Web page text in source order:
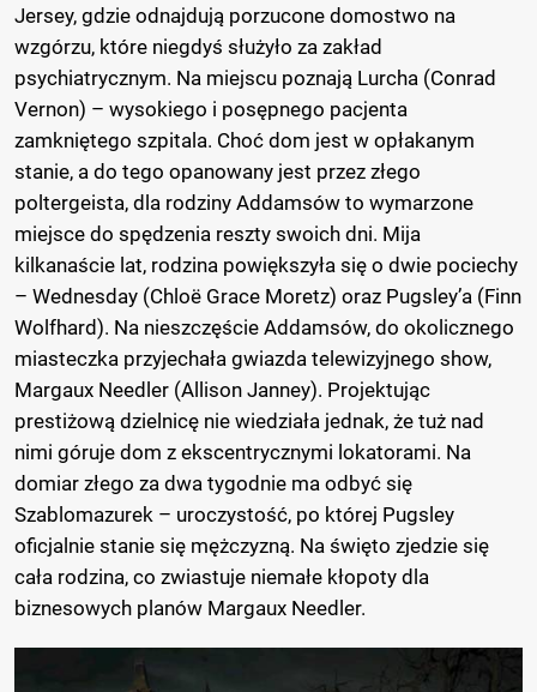
Jersey, gdzie odnajdują porzucone domostwo na
wzgórzu, które niegdyś służyło za zakład
psychiatrycznym. Na miejscu poznają Lurcha (Conrad
Vernon) – wysokiego i posępnego pacjenta
zamkniętego szpitala. Choć dom jest w opłakanym
stanie, a do tego opanowany jest przez złego
poltergeista, dla rodziny Addamsów to wymarzone
miejsce do spędzenia reszty swoich dni. Mija
kilkanaście lat, rodzina powiększyła się o dwie pociechy
– Wednesday (Chloë Grace Moretz) oraz Pugsley’a (Finn
Wolfhard). Na nieszczęście Addamsów, do okolicznego
miasteczka przyjechała gwiazda telewizyjnego show,
Margaux Needler (Allison Janney). Projektując
prestiżową dzielnicę nie wiedziała jednak, że tuż nad
nimi góruje dom z ekscentrycznymi lokatorami. Na
domiar złego za dwa tygodnie ma odbyć się
Szablomazurek – uroczystość, po której Pugsley
oficjalnie stanie się mężczyzną. Na święto zjedzie się
cała rodzina, co zwiastuje niemałe kłopoty dla
biznesowych planów Margaux Needler.